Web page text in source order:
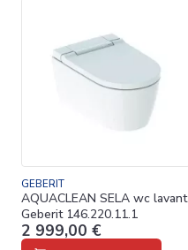
GEBERIT
AQUACLEAN SELA wc lavant
Geberit 146.220.11.1
2 999,00 €